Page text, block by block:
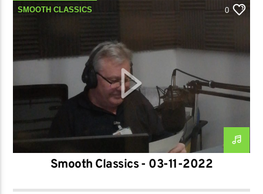
SMOOTH CLASSICS 0
Smooth Classics - 03-11-2022